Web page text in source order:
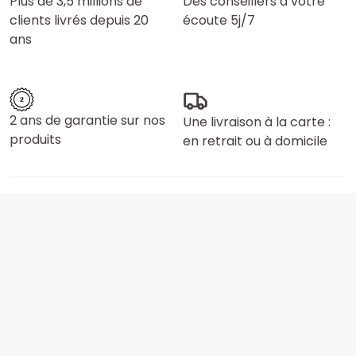
clients livrés depuis 20
ans
écoute 5j/7
2 ans de garantie sur nos
produits
Une livraison à la carte :
en retrait ou à domicile